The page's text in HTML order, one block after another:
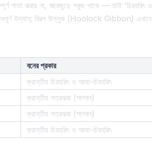
পাতা ঝরায় না, বছরজুড়ে সবুজ থাকে — তাই 'চিরহরিৎ ও
উদ্যান; বিরল উল্লুক (Hoolock Gibbon) এখানে
বনের প্রকার
ক্রান্তীয় চিরহরিৎ ও আধা-চিরহরিৎ
ক্রান্তীয় পত্রঝরা (শালবন)
ক্রান্তীয় পত্রঝরা (শালবন)
ক্রান্তীয় চিরহরিৎ ও আধা-চিরহরিৎ